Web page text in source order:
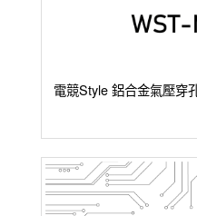
電競Style 鋁合金氣壓穿